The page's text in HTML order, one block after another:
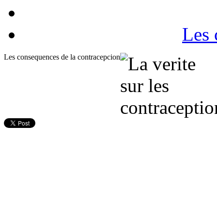
Les
Les consequences de la contracepcion